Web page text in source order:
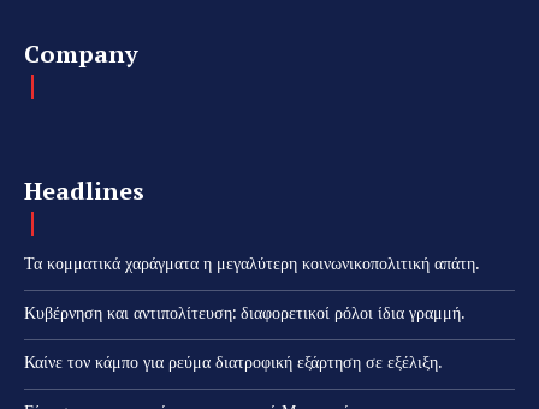
Company
Headlines
Τα κομματικά χαράγματα η μεγαλύτερη κοινωνικοπολιτική απάτη.
Κυβέρνηση και αντιπολίτευση: διαφορετικοί ρόλοι ίδια γραμμή.
Καίνε τον κάμπο για ρεύμα διατροφική εξάρτηση σε εξέλιξη.